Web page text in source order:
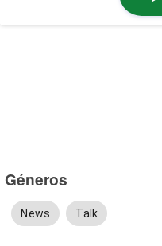
Géneros
News Talk